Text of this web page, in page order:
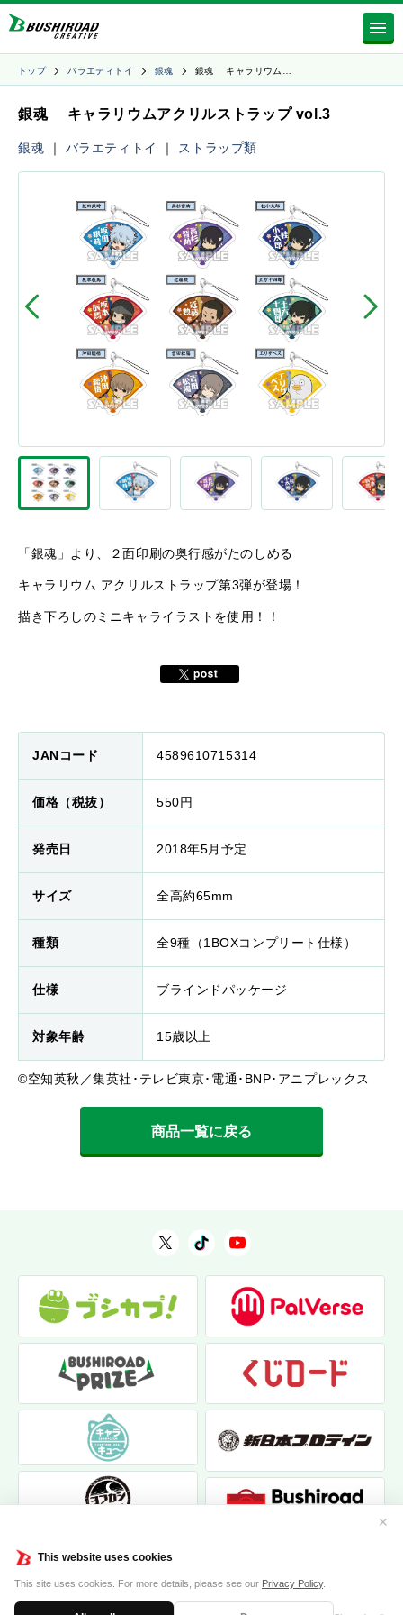
This website uses cookies
This site uses cookies. For more details, please see our Privacy Policy.
✕
トップ バラエティトイ 銀魂 銀魂 キャラリウム…
銀魂 キャラリウムアクリルストラップ vol.3
銀魂 ｜ バラエティトイ ｜ ストラップ類
「銀魂」より、２面印刷の奥行感がたのしめる
キャラリウム アクリルストラップ第3弾が登場！
描き下ろしのミニキャライラストを使用！！
JANコード 4589610715314
価格（税抜） 550円
発売日 2018年5月予定
サイズ 全高約65mm
種類 全9種（1BOXコンプリート仕様）
仕様 ブラインドパッケージ
対象年齢 15歳以上
©空知英秋／集英社･テレビ東京･電通･BNP･アニプレックス
商品一覧に戻る